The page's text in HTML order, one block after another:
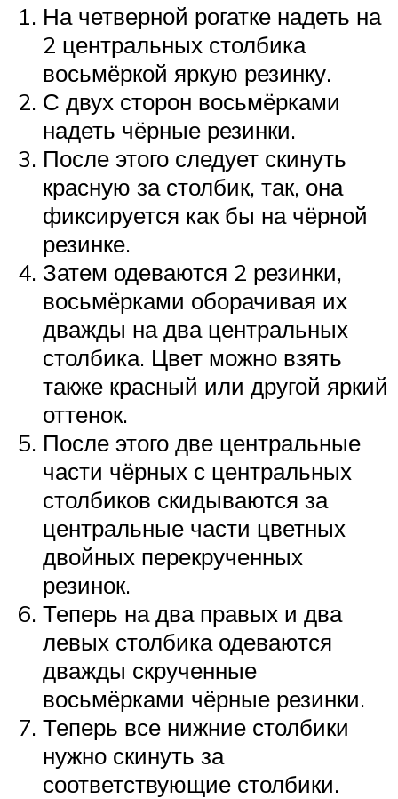
На четверной рогатке надеть на
2 центральных столбика
восьмёркой яркую резинку.
С двух сторон восьмёрками
надеть чёрные резинки.
После этого следует скинуть
красную за столбик, так, она
фиксируется как бы на чёрной
резинке.
Затем одеваются 2 резинки,
восьмёрками оборачивая их
дважды на два центральных
столбика. Цвет можно взять
также красный или другой яркий
оттенок.
После этого две центральные
части чёрных с центральных
столбиков скидываются за
центральные части цветных
двойных перекрученных
резинок.
Теперь на два правых и два
левых столбика одеваются
дважды скрученные
восьмёрками чёрные резинки.
Теперь все нижние столбики
нужно скинуть за
соответствующие столбики.